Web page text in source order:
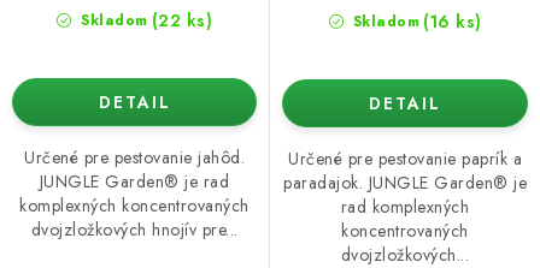
Skladom (22 ks)
DETAIL
Určené pre pestovanie jahôd.
JUNGLE Garden® je rad
komplexných koncentrovaných
dvojzložkových hnojív pre...
Skladom (16 ks)
DETAIL
Určené pre pestovanie paprík a
paradajok. JUNGLE Garden® je
rad komplexných
koncentrovaných
dvojzložkových...